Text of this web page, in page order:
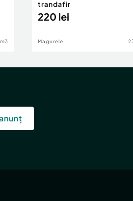
trandafir
220 lei
Magurele